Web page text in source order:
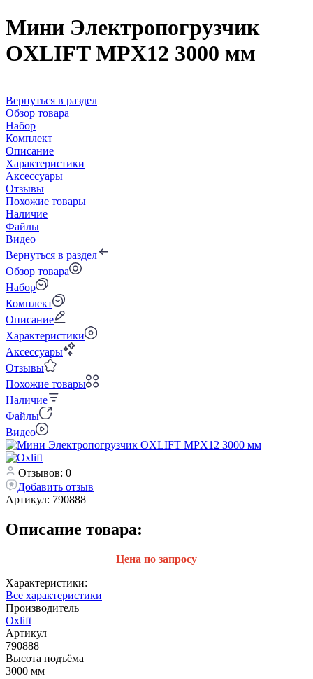
Мини Электропогрузчик
OXLIFT MPX12 3000 мм
Вернуться в раздел
Обзор товара
Набор
Комплект
Описание
Характеристики
Аксессуары
Отзывы
Похожие товары
Наличие
Файлы
Видео
Вернуться в раздел
Обзор товара
Набор
Комплект
Описание
Характеристики
Аксессуары
Отзывы
Похожие товары
Наличие
Файлы
Видео
Отзывов: 0
Добавить отзыв
Артикул: 790888
Описание товара:
Цена по запросу
Характеристики:
Все характеристики
Производитель
Oxlift
Артикул
790888
Высота подъёма
3000 мм